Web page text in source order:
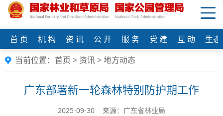
首 页 机 构 资 讯 公 开 服 务 党 建 互 动
生
当前位置： 首页 > 资讯>地方动态
广东部署新一轮森林特别防护期工作
2025-09-30 来源：广东省林业局